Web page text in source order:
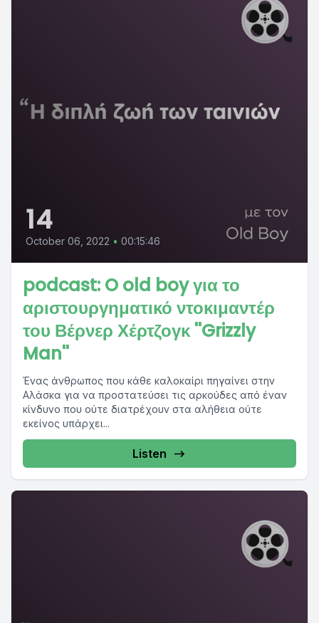
14
October 06, 2022 • 00:15:46
podcast: O old boy για το
αριστουργηματικό ντοκιμαντέρ
του Βέρνερ Χέρτζογκ ''Grizzly
Man''
Ένας άνθρωπος που κάθε καλοκαίρι πηγαίνει στην
Αλάσκα για να προστατεύσει τις αρκούδες από έναν
κίνδυνο που ούτε διατρέχουν στα αλήθεια ούτε
εκείνος υπάρχει...
Listen